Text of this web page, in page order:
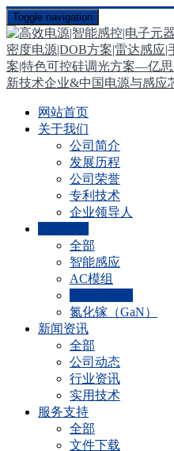
Toggle navigation
网站首页
关于我们
公司简介
发展历程
公司荣誉
专利技术
企业领导人
全部
智能感应
AC模组
氮化镓（GaN）
新闻资讯
全部
公司动态
行业资讯
实用技术
服务支持
全部
文件下载